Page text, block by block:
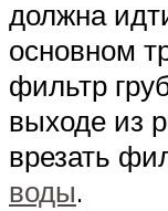
должна
основном
фильтр
выходе из
врезать
воды.